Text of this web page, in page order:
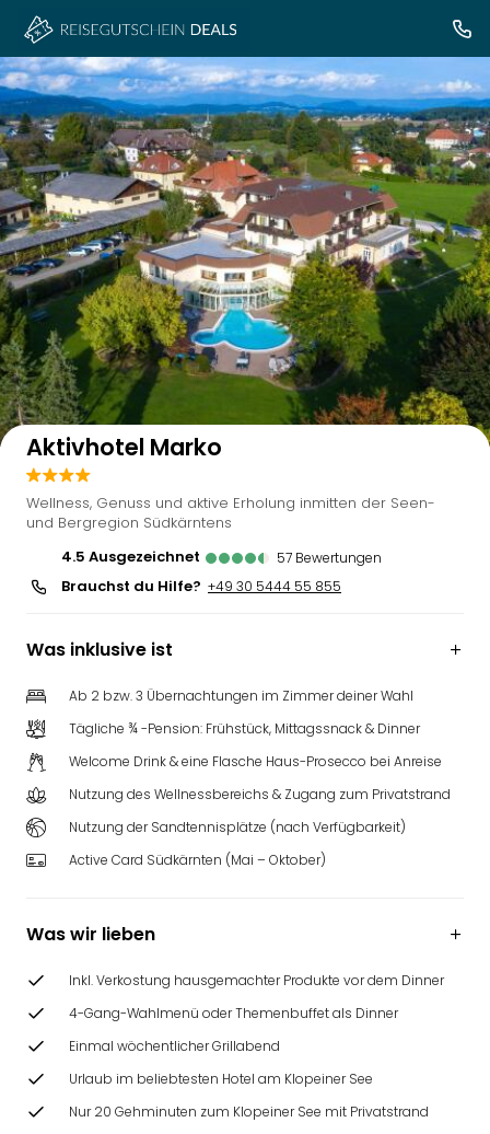
Auf der Karte anzeigen
Aktivhotel Marko
Wellness, Genuss und aktive Erholung inmitten der Seen-
und Bergregion Südkärntens
4.5
ausgezeichnet 57 Bewertungen
Brauchst du Hilfe? +49 30 5444 55 855
Was inklusive ist
Ab 2 bzw. 3 Übernachtungen im Zimmer deiner Wahl
Tägliche ¾ -Pension: Frühstück, Mittagssnack & Dinner
Welcome Drink & eine Flasche Haus-Prosecco bei Anreise
Nutzung des Wellnessbereichs & Zugang zum Privatstrand
Nutzung der Sandtennisplätze (nach Verfügbarkeit)
Active Card Südkärnten (Mai – Oktober)
Was wir lieben
Inkl. Verkostung hausgemachter Produkte vor dem Dinner
4-Gang-Wahlmenü oder Themenbuffet als Dinner
Einmal wöchentlicher Grillabend
Urlaub im beliebtesten Hotel am Klopeiner See
Nur 20 Gehminuten zum Klopeiner See mit Privatstrand